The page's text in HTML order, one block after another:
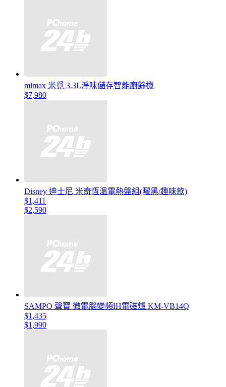
mimax 米覓 3.3L淨味儲存智能廚餘機
$7,980
Disney 迪士尼 米奇恆溫電熱盤組(曜黑/趣味款)
$1,411
$2,590
SAMPO 聲寶 微電腦變頻IH電磁爐 KM-VB14Q
$1,435
$1,990